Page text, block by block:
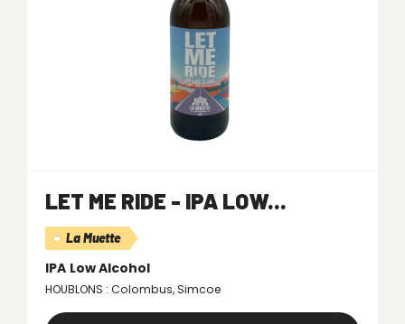
LET ME RIDE - IPA LOW...
La Muette
IPA Low Alcohol
HOUBLONS : Colombus, Simcoe